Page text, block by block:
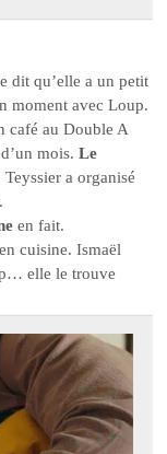
dit qu’elle a un petit
moment avec Loup.
café au Double A
mois.Le
Teyssier a organisé
en fait.
cuisine. Ismaël
elle le trouve